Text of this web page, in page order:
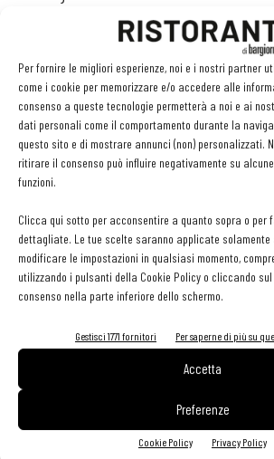
Per fornire le migliori esperienze, noi e i nostri partner
come i cookie per memorizzare e/o accedere alle
consenso a queste tecnologie permetterà a noi e ai
dati personali come il comportamento durante la
questo sito e di mostrare annunci (non) personalizzati.
ritirare il consenso può influire negativamente su
funzioni.
Clicca qui sotto per acconsentire a quanto sopra o per
dettagliate. Le tue scelte saranno applicate solamente
modificare le impostazioni in qualsiasi momento,
utilizzando i pulsanti della Cookie Policy o cliccando
consenso nella parte inferiore dello schermo.
Gestisci 1771 fornitori Per saperne di più su
Accetta
Preferenze
Cookie Policy Privacy Policy
con accorgimenti grafici (grassetto o colore),
cibi non confezionati come quelli venduti nei
Occorre specificare il tipo di olio o
La scritta “oli e grassi” deve
indicare il tipo di olio o grasso utilizzato.
La data di scadenza deve essere riportata,
di carne e i prodotti ittici surgelati o congelati
indicare il giorno, il mese e l’anno della
congelamento.
(soggette ad apposita e distinta disciplina
alimenti sfusi, come i prodotti ortofrutticoli, e
dai supermercati “per la vendita diretta”.
Aspetti da precisare